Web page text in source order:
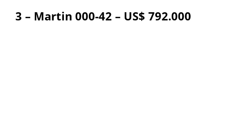
3 – Martin 000-42 – US$ 792.000